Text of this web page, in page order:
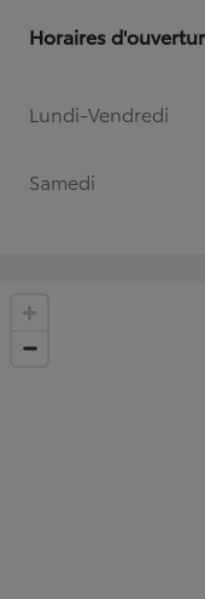
Horaires
Lundi-Vendredi
Samedi